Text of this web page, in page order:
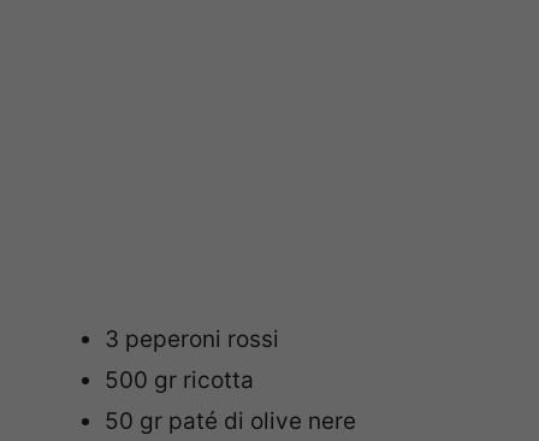
3 peperoni rossi
500 gr ricotta
50 gr paté di olive nere